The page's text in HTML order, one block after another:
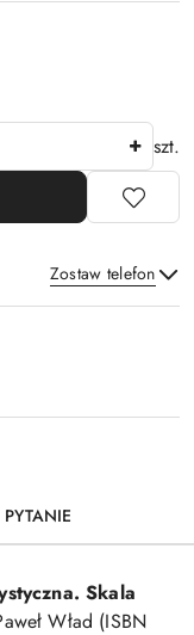
szt.
Zostaw telefon
Skala
Wład (ISBN